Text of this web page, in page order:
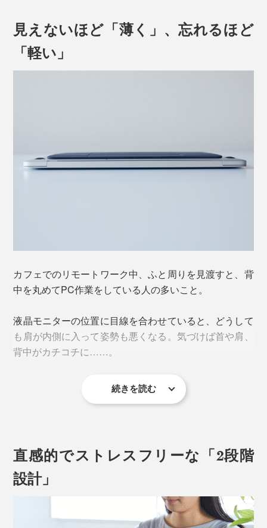
見えないほど「薄く」、忘れるほど
「軽い」
カフェでのリモートワーク中、ふと周りを見渡すと、背
中を丸めてPC作業をしている人の多いこと。
液晶モニターの位置に目線を合わせていると、どうして
も肩が内側に入って姿勢も悪くなる。気づけば首や肩、
背中がカチコチに……。
そんな時こそ『MOFT』の出番！
続きを読む
直感的でストレスフリーな「2段階
設計」